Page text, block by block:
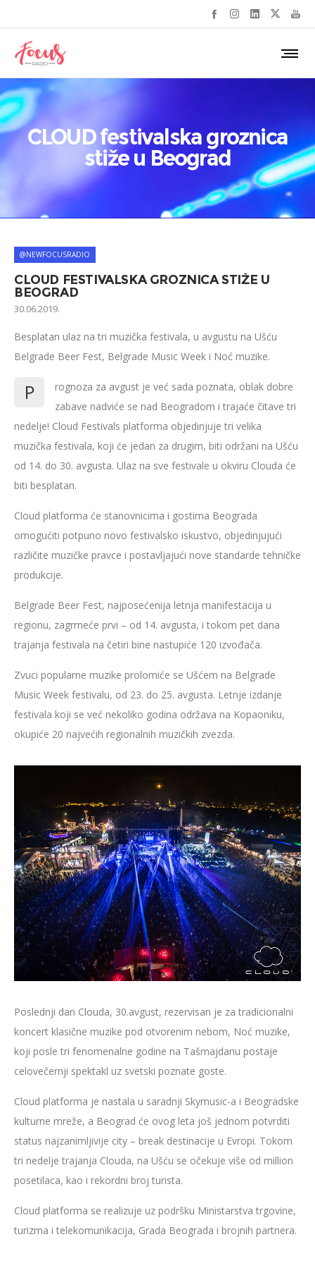
CLOUD festivalska groznica
stiže u Beograd
@NEWFOCUSRADIO
CLOUD FESTIVALSKA GROZNICA STIŽE U
BEOGRAD
30.06.2019.
Besplatan ulaz na tri muzička festivala, u avgustu na Ušću
Belgrade Beer Fest, Belgrade Music Week i Noć muzike.
P
rognoza za avgust je već sada poznata, oblak dobre
zabave nadviće se nad Beogradom i trajaće čitave tri
nedelje! Cloud Festivals platforma objedinjuje tri velika
muzička festivala, koji će jedan za drugim, biti održani na Ušću
od 14. do 30. avgusta. Ulaz na sve festivale u okviru Clouda će
biti besplatan.
Cloud platforma će stanovnicima i gostima Beograda
omogućiti potpuno novo festivalsko iskustvo, objedinjujući
različite muzičke pravce i postavljajući nove standarde tehničke
produkcije.
Belgrade Beer Fest, najposećenija letnja manifestacija u
regionu, zagrmeće prvi – od 14. avgusta, i tokom pet dana
trajanja festivala na četiri bine nastupiće 120 izvođača.
Zvuci popularne muzike prolomiće se Ušćem na Belgrade
Music Week festivalu, od 23. do 25. avgusta. Letnje izdanje
festivala koji se već nekoliko godina održava na Kopaoniku,
okupiće 20 najvećih regionalnih muzičkih zvezda.
Poslednji dan Clouda, 30.avgust, rezervisan je za tradicionalni
koncert klasične muzike pod otvorenim nebom, Noć muzike,
koji posle tri fenomenalne godine na Tašmajdanu postaje
celovečernji spektakl uz svetski poznate goste.
Cloud platforma je nastala u saradnji Skymusic-a i Beogradske
kulturne mreže, a Beograd će ovog leta još jednom potvrditi
status najzanimljivije city – break destinacije u Evropi. Tokom
tri nedelje trajanja Clouda, na Ušću se očekuje više od million
posetilaca, kao i rekordni broj turista.
Cloud platforma se realizuje uz podršku Ministarstva trgovine,
turizma i telekomunikacija, Grada Beograda i brojnih partnera.